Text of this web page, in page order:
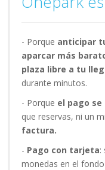
- Porque anticipar
aparcar más
plaza libre a tu
durante minutos.
- Porque el pago
que reservas, ni un
factura.
- Pago con tarjeta:
monedas en el